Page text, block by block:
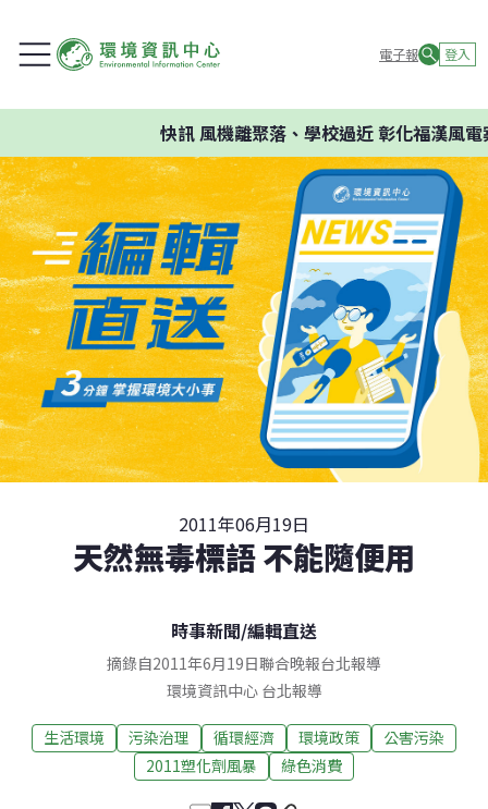
電子報 登入
快訊風機離聚落、學校過近 彰化福漢風電
2011年06月19日
天然無毒標語 不能隨便用
時事新聞/編輯直送
摘錄自2011年6月19日聯合晚報台北報導
環境資訊中心 台北報導
生活環境 污染治理 循環經濟 環境政策
公害污染
2011塑化劑風暴
綠色消費